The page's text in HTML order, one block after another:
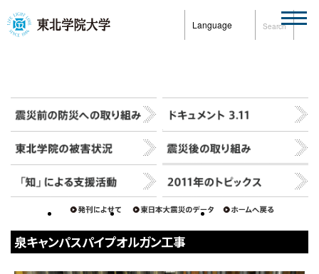
Language Search
泉キャンパスパイプオルガン工事